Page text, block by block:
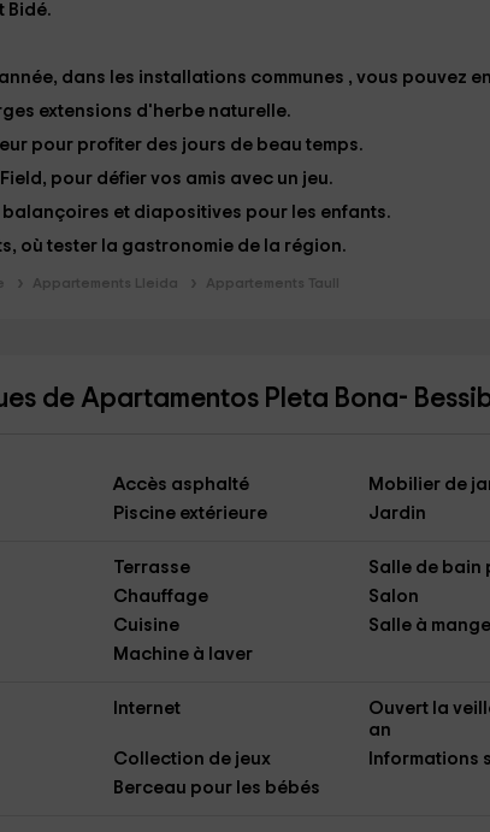
Bidé.
dans les installations communes , vous pouvez
extensions d'herbe naturelle.
pour profiter des jours de beau temps.
, pour défier vos amis avec un jeu.
balançoires et diapositives pour les enfants.
, où tester la gastronomie de la région.
Appartements Lleida Appartements Taull
de Apartamentos Pleta Bona-
Accès asphalté Mobilier de
Piscine extérieure
Jardin
Terrasse Salle de bain
Chauffage
Salon
Cuisine
Salle à
Machine à laver
Internet
Ouvert la
an
Collection de jeux Informations
Berceau pour les bébés